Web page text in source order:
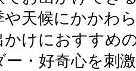
や天候にかかわ
かけにおすすめ
・好奇心を刺